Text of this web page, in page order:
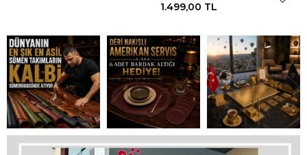
1.499,00 TL